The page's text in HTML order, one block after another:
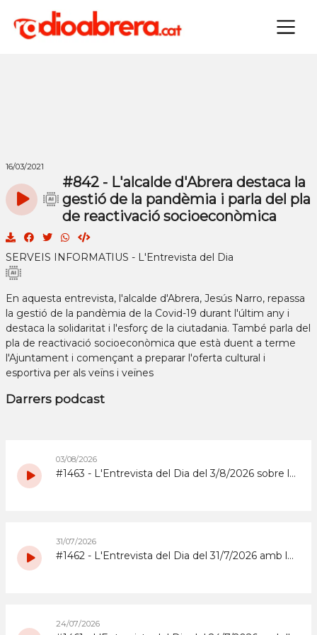
×
16/03/2021
#842 - L'alcalde d'Abrera destaca la
gestió de la pandèmia i parla del pla
de reactivació socioeconòmica
SERVEIS INFORMATIUS - L'Entrevista del Dia
En aquesta entrevista, l'alcalde d'Abrera, Jesús Narro, repassa
la gestió de la pandèmia de la Covid-19 durant l'últim any i
destaca la solidaritat i l'esforç de la ciutadania. També parla del
pla de reactivació socioeconòmica que està duent a terme
l'Ajuntament i començant a preparar l'oferta cultural i
esportiva per als veïns i veïnes
Darrers podcast
03/08/2026
#1463 - L'Entrevista del Dia del 3/8/2026 sobre la Copa d'Espanya de Superenduro a Abrera
31/07/2026
#1462 - L'Entrevista del Dia del 31/7/2026 amb la coordinadora i els participants del grup de grans del Casal d'Estiu Municipal de 2026
24/07/2026